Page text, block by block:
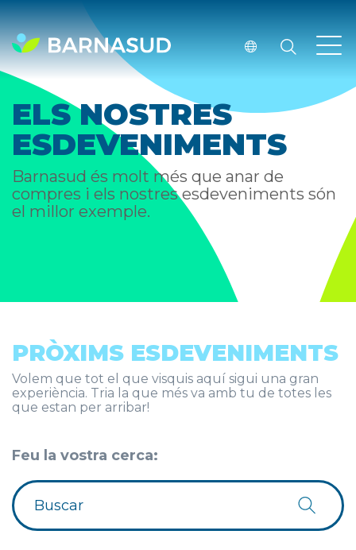
ELS NOSTRES
ESDEVENIMENTS
Barnasud és molt més que anar de
compres i els nostres esdeveniments són
el millor exemple.
PRÒXIMS ESDEVENIMENTS
Volem que tot el que visquis aquí sigui una gran
experiència. Tria la que més va amb tu de totes les
que estan per arribar!
Feu la vostra cerca: